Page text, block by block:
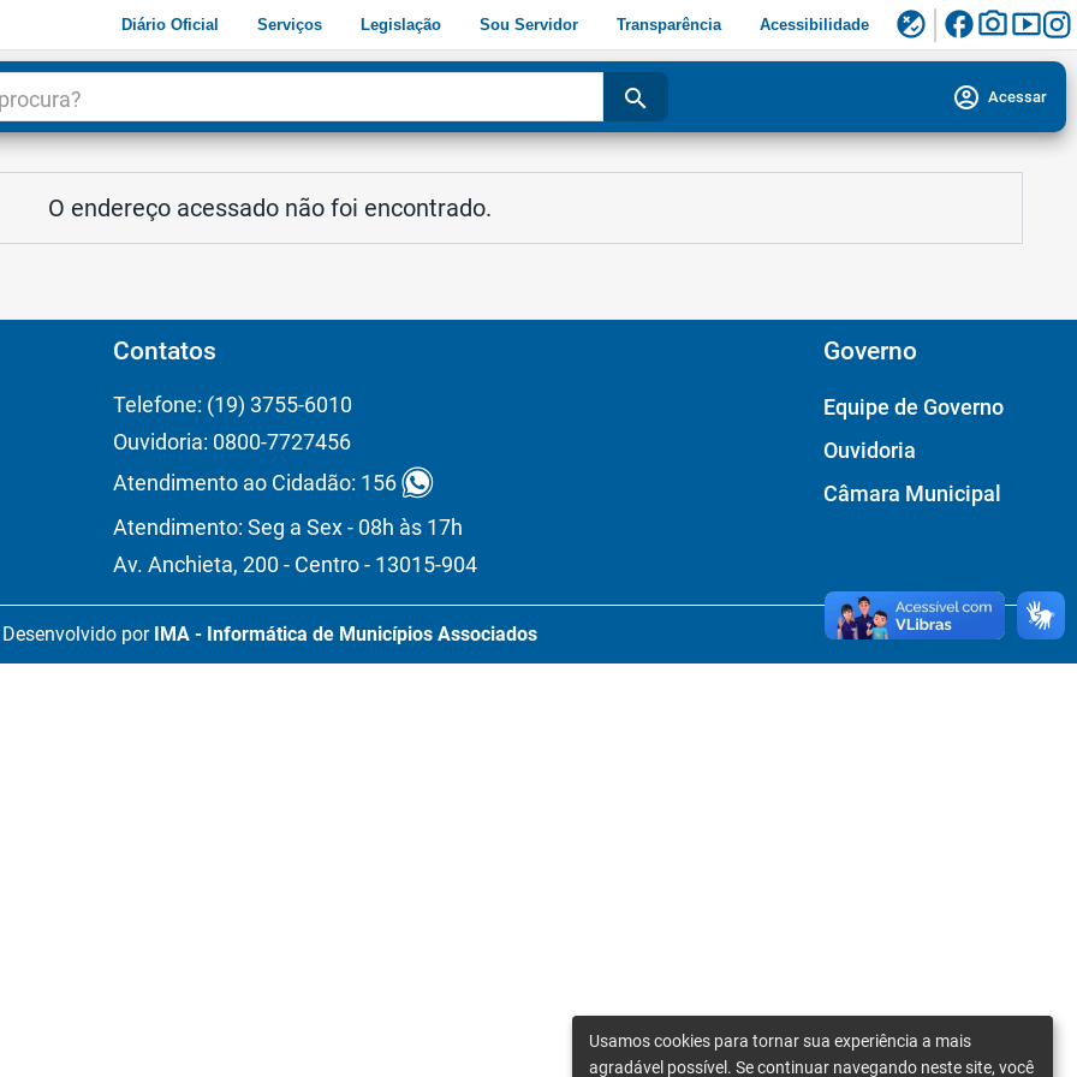
Diário Oficial Serviços Legislação Sou Servidor Transparência Acessibilidade flaky facebookphoto_camerasmart_display
search account_circle Acessar
O endereço acessado não foi encontrado.
Contatos
Telefone: (19) 3755-6010
Ouvidoria: 0800-7727456
Atendimento ao Cidadão: 156
Atendimento: Seg a Sex - 08h às 17h
Av. Anchieta, 200 - Centro - 13015-904
Governo
Equipe de Governo
Ouvidoria
Câmara Municipal
Desenvolvido por IMA - Informática de Municípios Associados
Usamos cookies para tornar sua experiência a mais
agradável possível. Se continuar navegando neste site, você